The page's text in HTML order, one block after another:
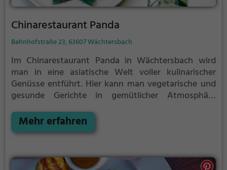
Chinarestaurant Panda
Bahnhofstraße 23, 63607 Wächtersbach
Im Chinarestaurant Panda in Wächtersbach wird
man in eine asiatische Welt voller kulinarischer
Genüsse entführt. Hier kann man vegetarische und
gesunde Gerichte in gemütlicher Atmosphäre
Getränken lädt zum Verweilen ein und bietet für
jeden Geschmack etwas Passendes. Tauche ein in die
köstlichen Kreationen des Restaurants verwöhnen.
Mehr erfahren